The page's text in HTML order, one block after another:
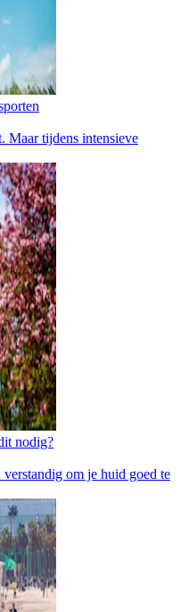
Maar tijdens intensieve
nodig?
om je huid goed te